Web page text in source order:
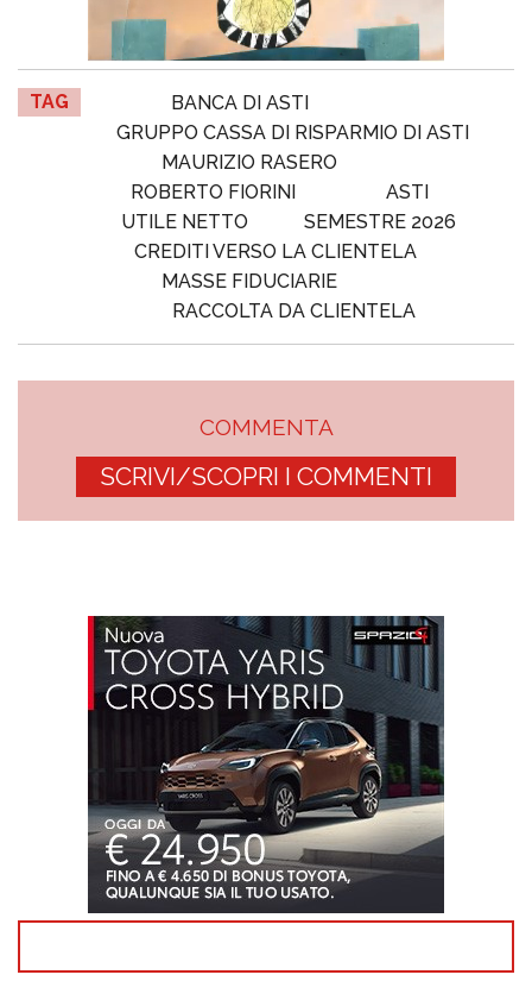
TAG
BANCA DI ASTI
GRUPPO CASSA DI RISPARMIO DI ASTI
MAURIZIO RASERO
ROBERTO FIORINI
ASTI
UTILE NETTO
SEMESTRE 2026
CREDITI VERSO LA CLIENTELA
MASSE FIDUCIARIE
RACCOLTA DA CLIENTELA
COMMENTA
SCRIVI/SCOPRI I COMMENTI